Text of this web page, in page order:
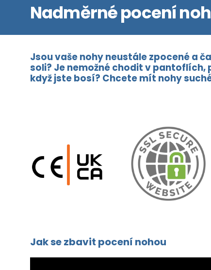
Nadměrné pocení
Jsou vaše nohy neustále zpocené a
soli? Je nemožné chodit v pantoflích,
když jste bosí? Chcete mít nohy
Jak se zbavit pocení nohou